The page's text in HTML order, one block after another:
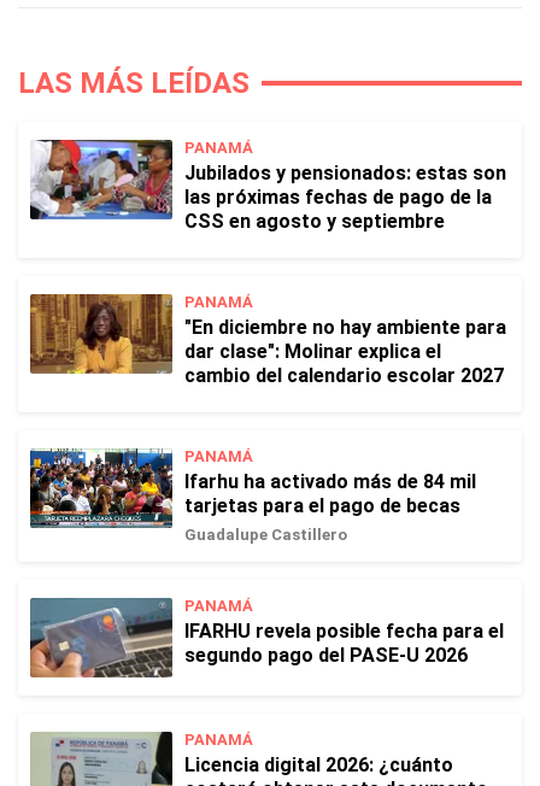
LAS MÁS LEÍDAS
PANAMÁ
Jubilados y pensionados: estas son
las próximas fechas de pago de la
CSS en agosto y septiembre
PANAMÁ
"En diciembre no hay ambiente para
dar clase": Molinar explica el
cambio del calendario escolar 2027
PANAMÁ
Ifarhu ha activado más de 84 mil
tarjetas para el pago de becas
Guadalupe Castillero
PANAMÁ
IFARHU revela posible fecha para el
segundo pago del PASE-U 2026
PANAMÁ
Licencia digital 2026: ¿cuánto